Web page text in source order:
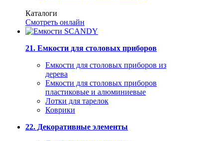
Каталоги
Смотреть онлайн
21. Емкости для столовых приборов
Емкости для столовых приборов из
дерева
Емкости для столовых приборов
пластиковые и алюминиевые
Лотки для тарелок
Коврики
22. Декоративные элементы